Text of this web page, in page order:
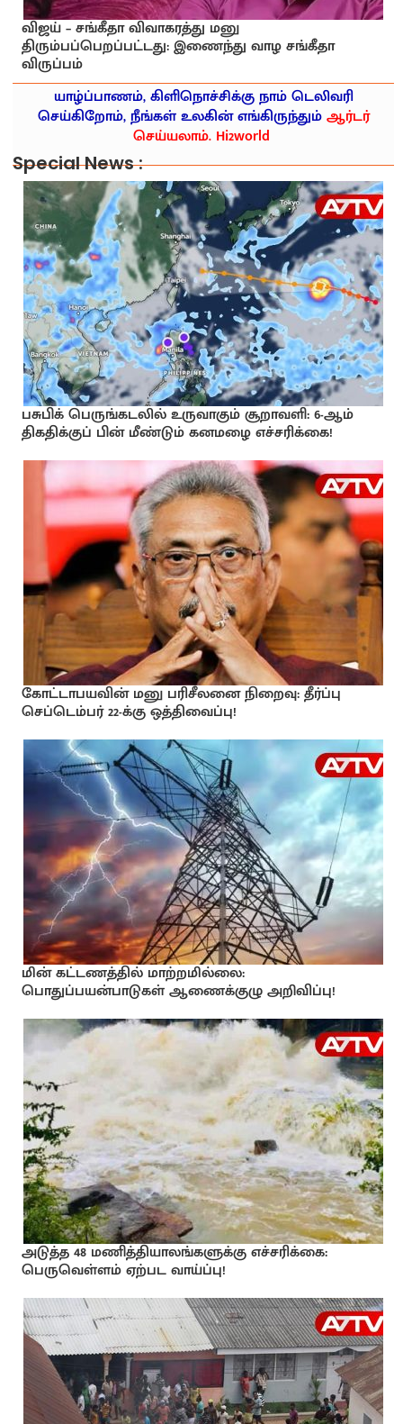
விஜய் – சங்கீதா விவாகரத்து மனு
திரும்பப்பெறப்பட்டது: இணைந்து வாழ சங்கீதா
விருப்பம்
யாழ்ப்பாணம், கிளிநொச்சிக்கு நாம் டெலிவரி
செய்கிறோம், நீங்கள் உலகின் எங்கிருந்தும்ஆர்டர்
செய்யலாம். Hi2world
Special News :
பசுபிக் பெருங்கடலில் உருவாகும் சூறாவளி: 6-ஆம்
திகதிக்குப் பின் மீண்டும் கனமழை எச்சரிக்கை!
கோட்டாபயவின் மனு பரிசீலனை நிறைவு: தீர்ப்பு
செப்டெம்பர் 22-க்கு ஒத்திவைப்பு!
மின் கட்டணத்தில் மாற்றமில்லை:
பொதுப்பயன்பாடுகள் ஆணைக்குழு அறிவிப்பு!
அடுத்த 48 மணித்தியாலங்களுக்கு எச்சரிக்கை:
பெருவெள்ளம் ஏற்பட வாய்ப்பு!